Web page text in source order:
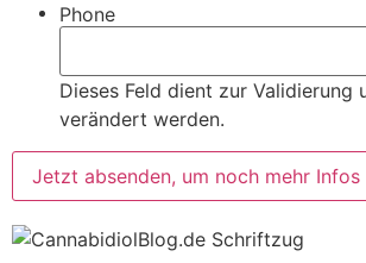
Phone
Dieses Feld dient zur Validierung
verändert werden.